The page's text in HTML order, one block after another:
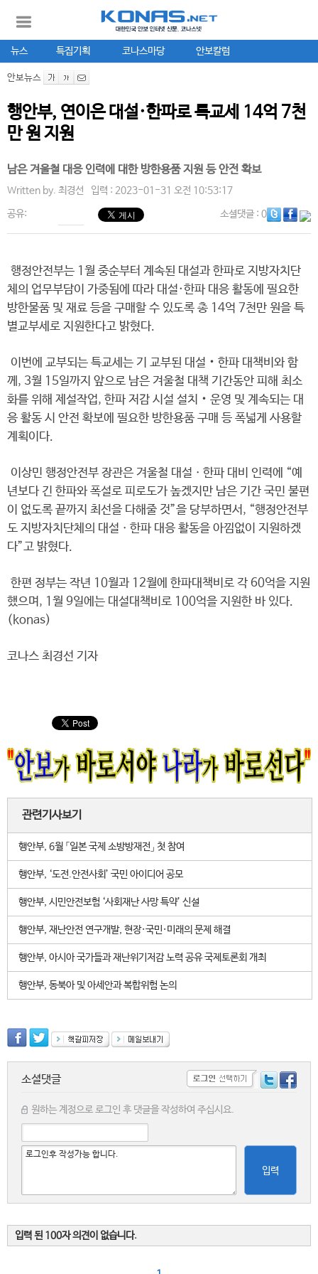
뉴스 특집기획 코나스마당 안보칼럼
안보뉴스
행안부, 연이은 대설·한파로 특교세 14억 7천
만 원 지원
남은 겨울철 대응 인력에 대한 방한용품 지원 등 안전 확보
Written by. 최경선 입력 : 2023-01-31 오전 10:53:17
공유: 소셜댓글: 0
행정안전부는 1월 중순부터 계속된 대설과 한파로 지방자치단
체의 업무부담이 가중됨에 따라 대설·한파 대응 활동에 필요한
방한물품 및 재료 등을 구매할 수 있도록 총 14억 7천만 원을 특
별교부세로 지원한다고 밝혔다.
이번에 교부되는 특교세는 기 교부된 대설‧한파 대책비와 함
께, 3월 15일까지 앞으로 남은 겨울철 대책 기간동안 피해 최소
화를 위해 제설작업, 한파 저감 시설 설치‧운영 및 계속되는 대
응 활동 시 안전 확보에 필요한 방한용품 구매 등 폭넓게 사용할
계획이다.
이상민 행정안전부 장관은 겨울철 대설ㆍ한파 대비 인력에 “예
년보다 긴 한파와 폭설로 피로도가 높겠지만 남은 기간 국민 불편
이 없도록 끝까지 최선을 다해줄 것”을 당부하면서, “행정안전부
도 지방자치단체의 대설ㆍ한파 대응 활동을 아낌없이 지원하겠
다”고 밝혔다.
한편 정부는 작년 10월과 12월에 한파대책비로 각 60억을 지원
했으며, 1월 9일에는 대설대책비로 100억을 지원한 바 있다.
(konas)
코나스 최경선 기자
관련기사보기
행안부, 6월 「일본 국제 소방방재전」 첫 참여
행안부, ‘도전.안전사회’ 국민 아이디어 공모
행안부, 시민안전보험 ‘사회재난 사망 특약’ 신설
행안부, 재난안전 연구개발, 현장·국민·미래의 문제 해결
행안부, 아시아 국가들과 재난위기저감 노력 공유 국제토론회 개최
행안부, 동북아 및 아세안과 복합위험 논의
소셜댓글
원하는 계정으로 로그인 후 댓글을 작성하여 주십시요.
입력
입력 된 100자 의견이 없습니다.